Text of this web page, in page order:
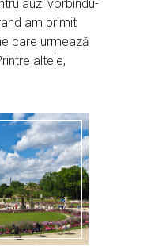
auzi vorbindu-
am primit
care urmează
altele,